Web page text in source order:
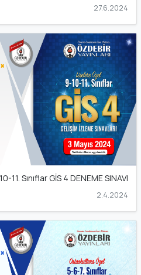
27.6.2024
11. Sınıflar GİS 4 DENEME SINAVI
2.4.2024